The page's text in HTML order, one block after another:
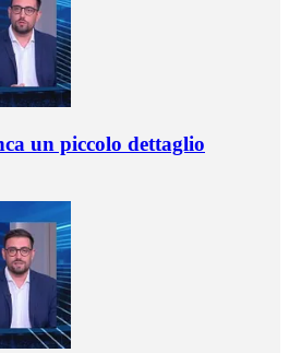
un piccolo dettaglio